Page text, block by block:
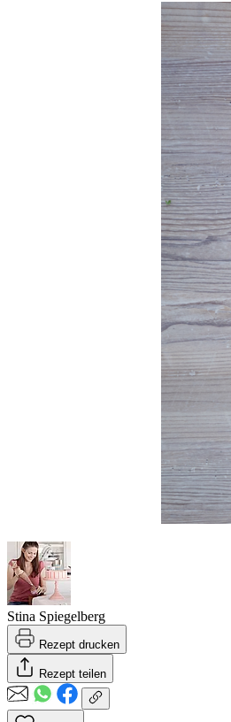
Stina Spiegelberg
Rezept drucken
Rezept teilen